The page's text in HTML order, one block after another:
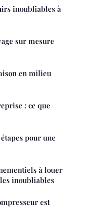
inoubliables à
sur mesure
en milieu
: ce que
pour une
à louer
inoubliables
est